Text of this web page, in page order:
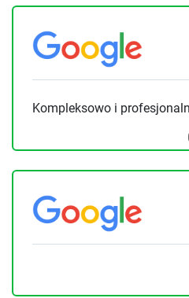
Kompleksowo i